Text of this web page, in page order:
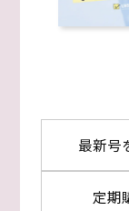
最新号
定期